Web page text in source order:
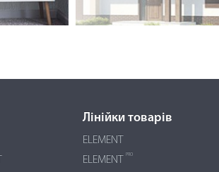
Лінійки товарів
ELEMENT
ELEMENT
PRO